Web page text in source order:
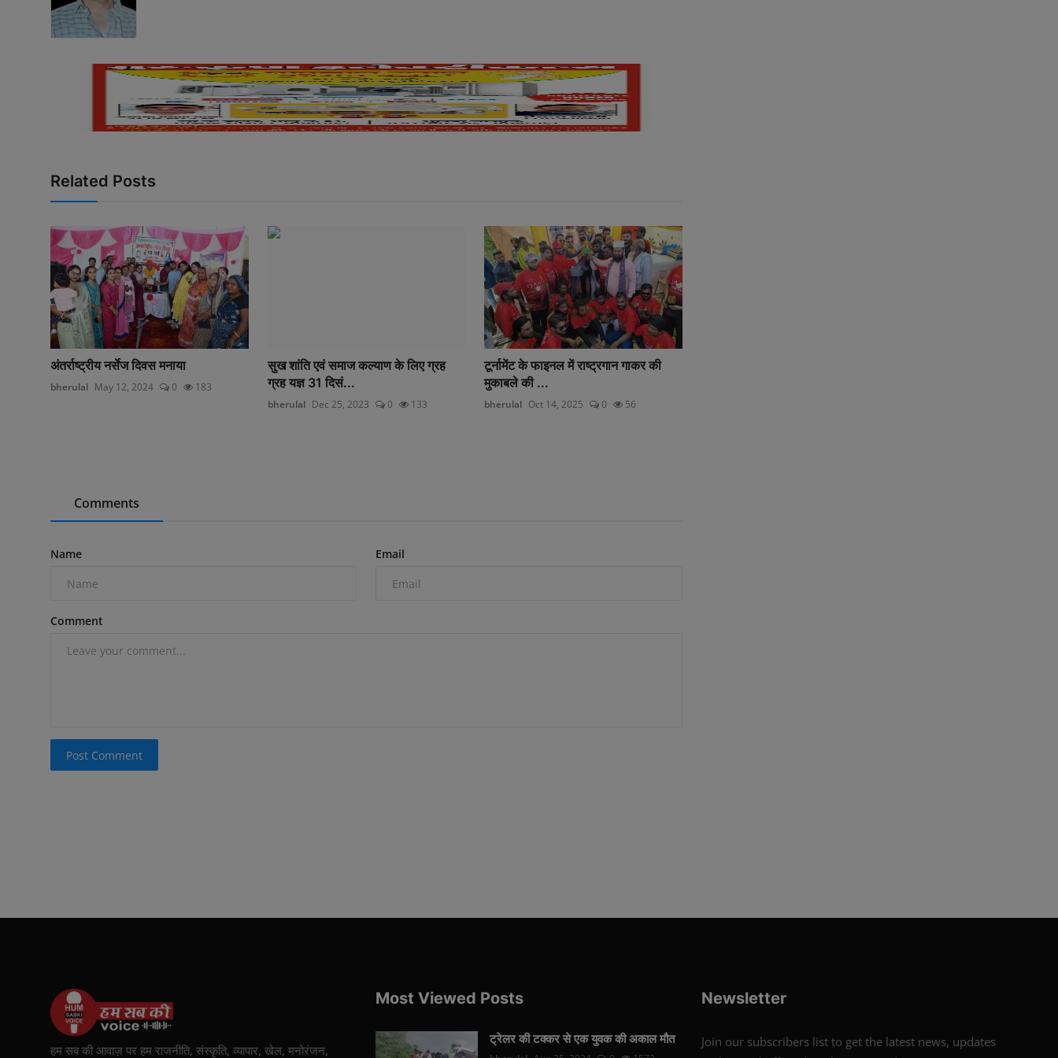
Related Posts
अंतर्राष्ट्रीय नर्सेज दिवस मनाया
bherulal May 12, 2024 0 183
सुख शांति एवं समाज कल्याण के लिए ग्रह
ग्रह यज्ञ 31 दिसं...
bherulal Dec 25, 2023 0 133
टूर्नामेंट के फाइनल में राष्ट्रगान गाकर की
मुकाबले की ...
bherulal Oct 14, 2025 0 56
Comments
Name Email
Comment
Post Comment
हम सब की आवाज़ पर हम राजनीति, संस्कृति, व्यापार, खेल, मनोरंजन,
Most Viewed Posts
ट्रेलर की टक्कर से एक युवक की अकाल मौत
Newsletter
Join our subscribers list to get the latest news, updates